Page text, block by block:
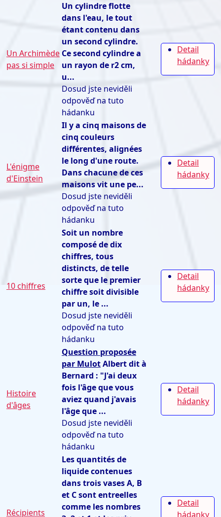
Un Archimède
pas si simple
Un cylindre flotte
dans l'eau, le tout
étant contenu dans
un second cylindre.
Ce second cylindre a
un rayon de r2 cm,
u...
Dosud jste neviděli
odpověď na tuto
hádanku
Detail
hádanky
L'énigme
d'Einstein
Il y a cinq maisons de
cinq couleurs
différentes, alignées
le long d'une route.
Dans chacune de ces
maisons vit une pe...
Dosud jste neviděli
odpověď na tuto
hádanku
Detail
hádanky
10 chiffres
Soit un nombre
composé de dix
chiffres, tous
distincts, de telle
sorte que le premier
chiffre soit divisible
par un, le ...
Dosud jste neviděli
odpověď na tuto
hádanku
Detail
hádanky
Histoire
d'âges
Question proposée
par MulotAlbert dit à
Bernard : "J'ai deux
fois l'âge que vous
aviez quand j'avais
l'âge que ...
Dosud jste neviděli
odpověď na tuto
hádanku
Detail
hádanky
Récipients
Les quantités de
liquide contenues
dans trois vases A, B
et C sont entreelles
comme les nombres
Detail
hádanky